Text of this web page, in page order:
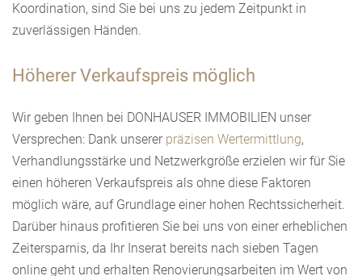
Koordination, sind Sie bei uns zu jedem Zeitpunkt in
zuverlässigen Händen.
Höherer Verkaufspreis möglich
Wir geben Ihnen bei DONHAUSER IMMOBILIEN unser
Versprechen: Dank unserer präzisen Wertermittlung,
Verhandlungsstärke und Netzwerkgröße erzielen wir für Sie
einen höheren Verkaufspreis als ohne diese Faktoren
möglich wäre, auf Grundlage einer hohen Rechtssicherheit.
Darüber hinaus profitieren Sie bei uns von einer erheblichen
Zeitersparnis, da Ihr Inserat bereits nach sieben Tagen
online geht und erhalten Renovierungsarbeiten im Wert von